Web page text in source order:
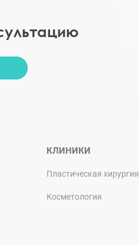
КЛИНИКИ
Пластическая хирургия
Косметология